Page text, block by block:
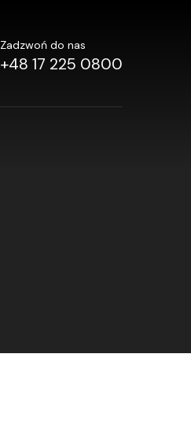
Zadzwoń do nas
+48 17 225 0800